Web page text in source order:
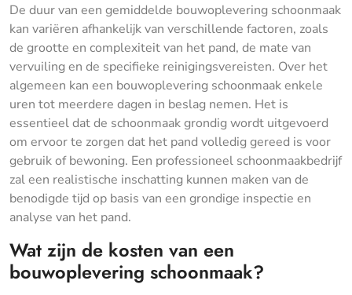
De duur van een gemiddelde bouwoplevering schoonmaak
kan variëren afhankelijk van verschillende factoren, zoals
de grootte en complexiteit van het pand, de mate van
vervuiling en de specifieke reinigingsvereisten. Over het
algemeen kan een bouwoplevering schoonmaak enkele
uren tot meerdere dagen in beslag nemen. Het is
essentieel dat de schoonmaak grondig wordt uitgevoerd
om ervoor te zorgen dat het pand volledig gereed is voor
gebruik of bewoning. Een professioneel schoonmaakbedrijf
zal een realistische inschatting kunnen maken van de
benodigde tijd op basis van een grondige inspectie en
analyse van het pand.
Wat zijn de kosten van een
bouwoplevering schoonmaak?